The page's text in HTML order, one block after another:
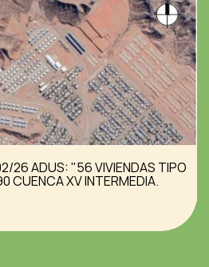
26 ADUS: "56 VIVIENDAS TIPO
CUENCA XV INTERMEDIA.